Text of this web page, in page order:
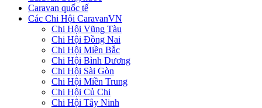
Caravan quốc tế
Các Chi Hội CaravanVN
Chi Hội Vũng Tàu
Chi Hội Đồng Nai
Chi Hội Miền Bắc
Chi Hội Bình Dương
Chi Hội Sài Gòn
Chi Hội Miền Trung
Chi Hội Củ Chi
Chi Hội Tây Ninh